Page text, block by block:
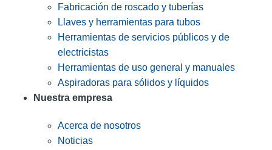
Fabricación de roscado y tuberías
Llaves y herramientas para tubos
Herramientas de servicios públicos y de
electricistas
Herramientas de uso general y manuales
Aspiradoras para sólidos y líquidos
Nuestra empresa
Acerca de nosotros
Noticias